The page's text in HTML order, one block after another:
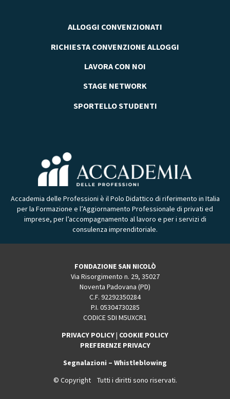
ALLOGGI CONVENZIONATI
RICHIESTA CONVENZIONE ALLOGGI
LAVORA CON NOI
STAGE NETWORK
SPORTELLO STUDENTI
Accademia delle Professioni è il Polo Didattico di riferimento in Italia
per la Formazione e l’Aggiornamento Professionale di privati ed
imprese, per l’accompagnamento al lavoro e per i servizi di
consulenza imprenditoriale.
FONDAZIONE SAN NICOLÒ
Via Risorgimento n. 29, 35027
Noventa Padovana (PD)
C.F. 92292350284
P.I. 05304730285
CODICE SDI M5UXCR1
PRIVACY POLICY| COOKIE POLICY
PREFERENZE PRIVACY
Segnalazioni – Whistleblowing
© Copyright Tutti i diritti sono riservati.